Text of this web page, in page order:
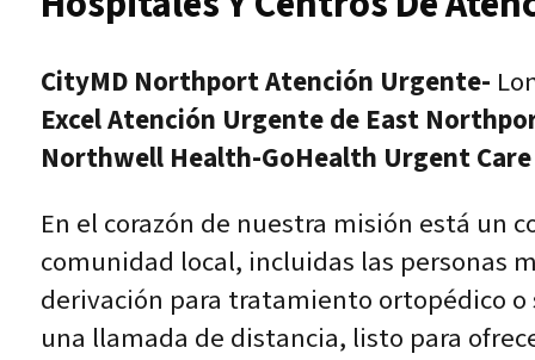
CityMD Northport Atención Urgente-
Excel Atención Urgente de East
Northwell Health-GoHealth Urgent Care
En el corazón de nuestra misión está un
comunidad local, incluidas las personas
derivación para tratamiento ortopédico
una llamada de distancia, listo para